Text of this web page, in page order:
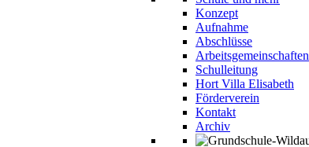
Konzept
Aufnahme
Abschlüsse
Arbeitsgemeinschaften
Schulleitung
Hort Villa Elisabeth
Förderverein
Kontakt
Archiv